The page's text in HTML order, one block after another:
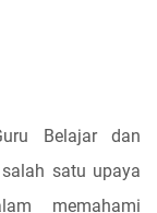
Belajar dan
satu upaya
memahami